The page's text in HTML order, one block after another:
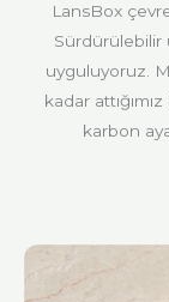
LansBox
Sürdürülebilir
uyguluyoruz.
kadar
karbon